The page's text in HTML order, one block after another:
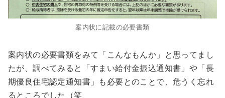
案内状に記載の必要書類
案内状の必要書類をみて「こんなもんか」と思ってまし
たが、調べてみると「すまい給付金振込通知書」や「長
期優良住宅認定通知書」も必要とのことで、危うく忘れ
るところでした（笑